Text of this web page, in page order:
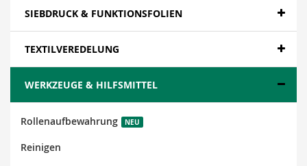
SIEBDRUCK & FUNKTIONSFOLIEN
TEXTILVEREDELUNG
WERKZEUGE & HILFSMITTEL
Rollenaufbewahrung NEU
Reinigen